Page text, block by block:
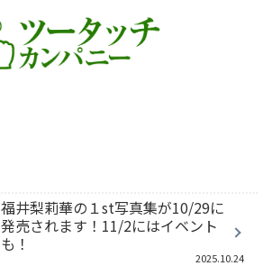
福井梨莉華の１st写真集が10/29に
発売されます！11/2にはイベント
も！
2025.10.24